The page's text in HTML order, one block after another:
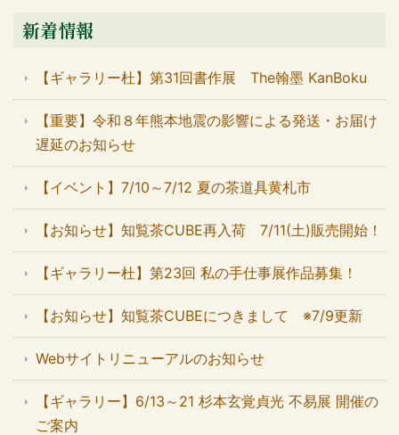
新着情報
【ギャラリー杜】第31回書作展 The翰墨 KanBoku
【重要】令和８年熊本地震の影響による発送・お届け
遅延のお知らせ
【イベント】7/10～7/12 夏の茶道具黄札市
【お知らせ】知覧茶CUBE再入荷 7/11(土)販売開始！
【ギャラリー杜】第23回 私の手仕事展作品募集！
【お知らせ】知覧茶CUBEにつきまして ※7/9更新
Webサイトリニューアルのお知らせ
【ギャラリー】6/13～21 杉本玄覚貞光 不易展 開催の
ご案内